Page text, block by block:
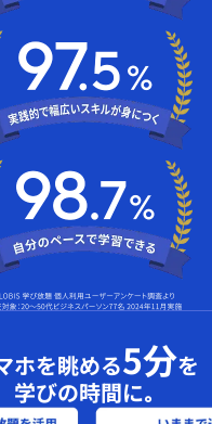
ホを眺める5分を
学びの時間に｡